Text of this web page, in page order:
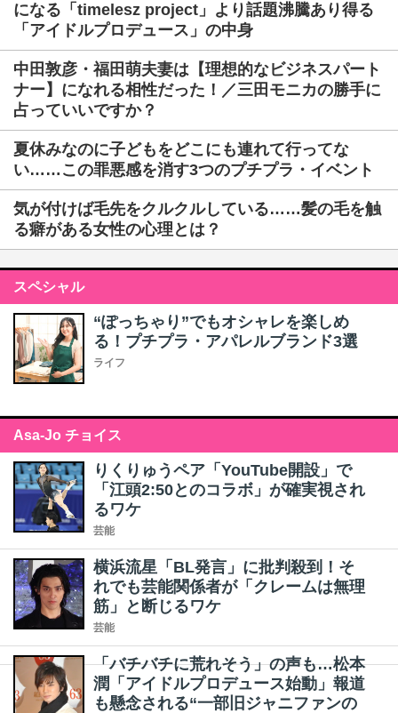
になる「timelesz project」より話題沸騰あり得る
「アイドルプロデュース」の中身
中田敦彦・福田萌夫妻は【理想的なビジネスパート
ナー】になれる相性だった！／三田モニカの勝手に
占っていいですか？
夏休みなのに子どもをどこにも連れて行ってな
い……この罪悪感を消す3つのプチプラ・イベント
気が付けば毛先をクルクルしている……髪の毛を触
る癖がある女性の心理とは？
スペシャル
“ぽっちゃり”でもオシャレを楽しめ
る！プチプラ・アパレルブランド3選
ライフ
Asa-Jo チョイス
りくりゅうペア「YouTube開設」で
「江頭2:50とのコラボ」が確実視され
るワケ
芸能
横浜流星「BL発言」に批判殺到！そ
れでも芸能関係者が「クレームは無理
筋」と断じるワケ
芸能
「バチバチに荒れそう」の声も…松本
潤「アイドルプロデュース始動」報道
も懸念される“一部旧ジャニファンの